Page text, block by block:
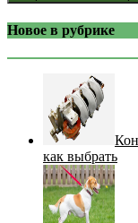
Новое в рубрике
как выбрать